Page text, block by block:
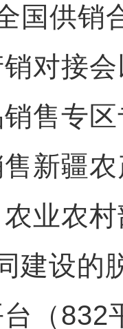
供销
对接
售专
售新疆
业农
建设的
（832